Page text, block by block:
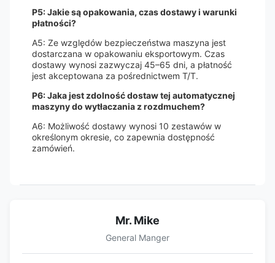
P5: Jakie są opakowania, czas dostawy i warunki
płatności?
A5: Ze względów bezpieczeństwa maszyna jest
dostarczana w opakowaniu eksportowym. Czas
dostawy wynosi zazwyczaj 45–65 dni, a płatność
jest akceptowana za pośrednictwem T/T.
P6: Jaka jest zdolność dostaw tej automatycznej
maszyny do wytłaczania z rozdmuchem?
A6: Możliwość dostawy wynosi 10 zestawów w
określonym okresie, co zapewnia dostępność
zamówień.
Mr. Mike
General Manger